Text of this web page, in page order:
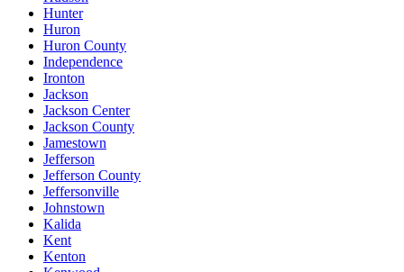
Hunter
Huron
Huron County
Independence
Ironton
Jackson
Jackson Center
Jackson County
Jamestown
Jefferson
Jefferson County
Jeffersonville
Johnstown
Kalida
Kent
Kenton